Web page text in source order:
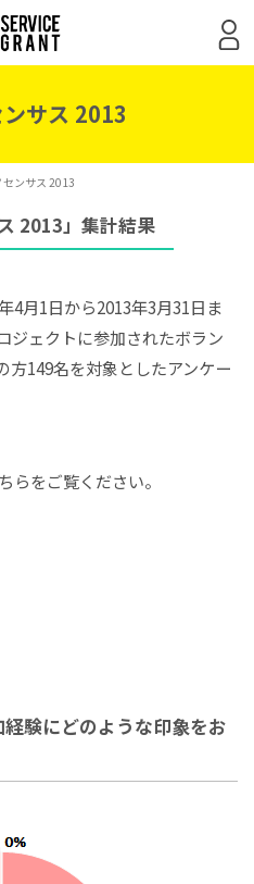
サス 2013
センサス 2013
2013」集計結果
4月1日から2013年3月31日ま
ジェクトに参加されたボラン
方149名を対象としたアンケー
をご覧ください。
験にどのような印象をお